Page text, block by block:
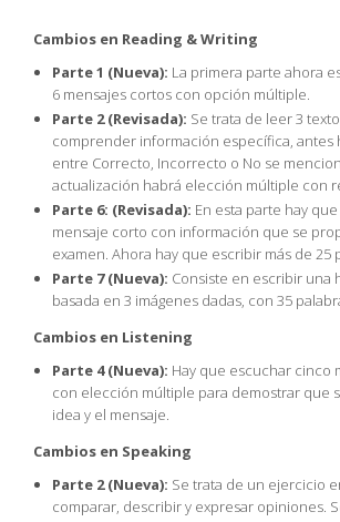
Cambios en Reading & Writing
Parte 1 (Nueva): La primera parte ahora
6 mensajes cortos con opción múltiple.
Parte 2 (Revisada): Se trata de leer 3
comprender información específica, antes
entre Correcto, Incorrecto o No se
actualización habrá elección múltiple con
Parte 6: (Revisada): En esta parte hay
mensaje corto con información que se
examen. Ahora hay que escribir más de 25
Parte 7 (Nueva): Consiste en escribir una
basada en 3 imágenes dadas, con 35
Cambios en Listening
Parte 4 (Nueva): Hay que escuchar cinco
con elección múltiple para demostrar que
idea y el mensaje.
Cambios en Speaking
Parte 2 (Nueva): Se trata de un ejercicio
comparar, describir y expresar opiniones.